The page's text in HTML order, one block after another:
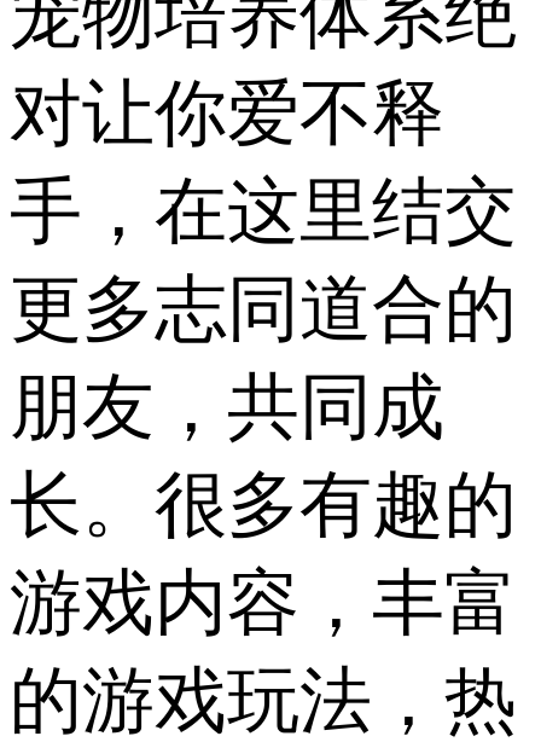
对让你爱不释
手，在这里结交
更多志同道合的
朋友，共同成
长。很多有趣的
游戏内容，丰富
的游戏玩法，热